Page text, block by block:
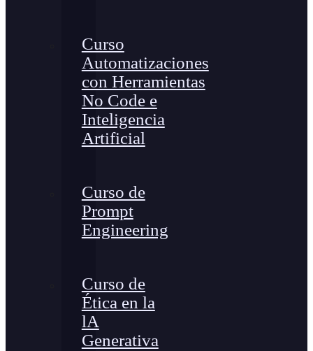
Curso
Automatizaciones
con Herramientas
No Code e
Inteligencia
Artificial
Curso de
Prompt
Engineering
Curso de
Ética en la
lA
Generativa